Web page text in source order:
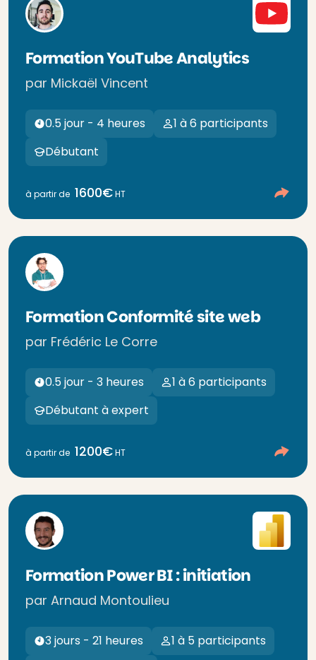
Formation YouTube Analytics
par Mickaël Vincent
0.5 jour - 4 heures
1 à 6 participants
Débutant
à partir de 1600€HT
Formation Conformité site web
par Frédéric Le Corre
0.5 jour - 3 heures
1 à 6 participants
Débutant à expert
à partir de 1200€HT
Formation Power BI : initiation
par Arnaud Montoulieu
3 jours - 21 heures
1 à 5 participants